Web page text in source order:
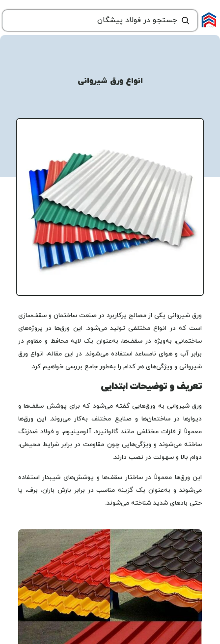
انواع ورق شیروانی
ورق شیروانی یکی از مصالح پرکاربرد در صنعت ساختمان و سقف‌سازی
است که در انواع مختلفی تولید می‌شود. این ورق‌ها در پروژه‌های
ساختمانی، به‌ویژه در سقف‌ها، به‌عنوان یک لایه محافظ و مقاوم در
برابر آب و هوای نامساعد استفاده می‌شوند. در این مقاله، انواع ورق
شیروانی و ویژگی‌های هر کدام را به‌طور جامع بررسی خواهیم کرد.
تعریف و توضیحات ابتدایی
ورق شیروانی به ورق‌هایی گفته می‌شود که برای پوشش سقف‌ها و
دیوارها در ساختمان‌ها و صنایع مختلف به‌کار می‌روند. این ورق‌ها
معمولاً از فلزات مختلفی مانند گالوانیزه، آلومینیوم، و فولاد ضدزنگ
ساخته می‌شوند و ویژگی‌هایی چون مقاومت در برابر شرایط محیطی،
دوام بالا و سهولت در نصب دارند.
این ورق‌ها معمولاً در ساختار سقف‌ها و پوشش‌های شیبدار استفاده
می‌شوند و به‌عنوان یک گزینه مناسب در برابر بارش باران، برف، یا
حتی بادهای شدید شناخته می‌شوند.